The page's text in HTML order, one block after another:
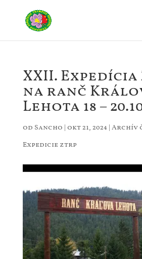
XXII. Expedícia
na ranč
Lehota 18 –
od Sancho | okt 21, 2024 | Archív
Expedicie ztrp